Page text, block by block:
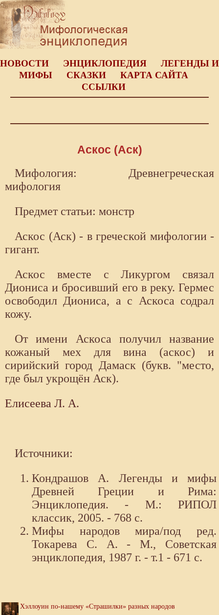
НОВОСТИ ЭНЦИКЛОПЕДИЯ
ЛЕГЕНДЫ И
МИФЫ
СКАЗКИ
КАРТА САЙТА
ССЫЛКИ
Аскос (Аск)
Мифология: Древнегреческая
мифология
Предмет статьи: монстр
Аскос (Аск) - в греческой мифологии -
гигант.
Аскос вместе с Ликургом связал
Диониса и бросивший его в реку. Гермес
освободил Диониса, а с Аскоса содрал
кожу.
От имени Аскоса получил название
кожаный мех для вина (аскос) и
сирийский город Дамаск (букв. "место,
где был укрощён Аск).
Елисеева Л. А.
Источники:
Кондрашов А. Легенды и мифы
Древней Греции и Рима:
Энциклопедия. - М.: РИПОЛ
классик, 2005. - 768 с.
Мифы народов мира/под ред.
Токарева С. А. - М., Советская
энциклопедия, 1987 г. - т.1 - 671 с.
Хэллоуин по-нашему «Страшилки» разных народов